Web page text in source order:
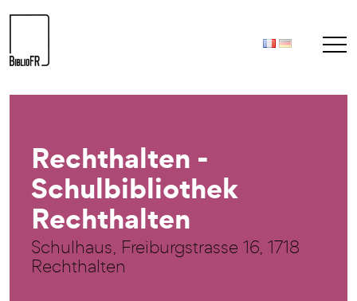
Rechthalten -
Schulbibliothek
Rechthalten
Schulhaus, Freiburgstrasse 16, 1718
Rechthalten